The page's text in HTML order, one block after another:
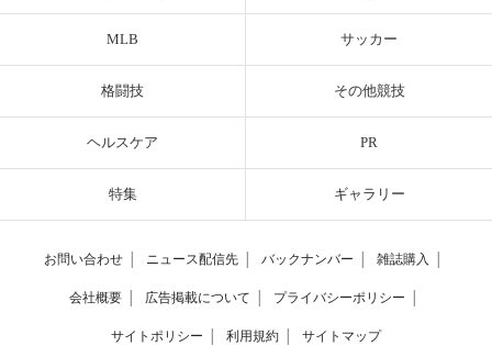
MLB サッカー
格闘技 その他競技
ヘルスケア PR
特集 ギャラリー
お問い合わせ ニュース配信先 バックナンバー 雑誌購入
会社概要 広告掲載について プライバシーポリシー
サイトポリシー 利用規約 サイトマップ